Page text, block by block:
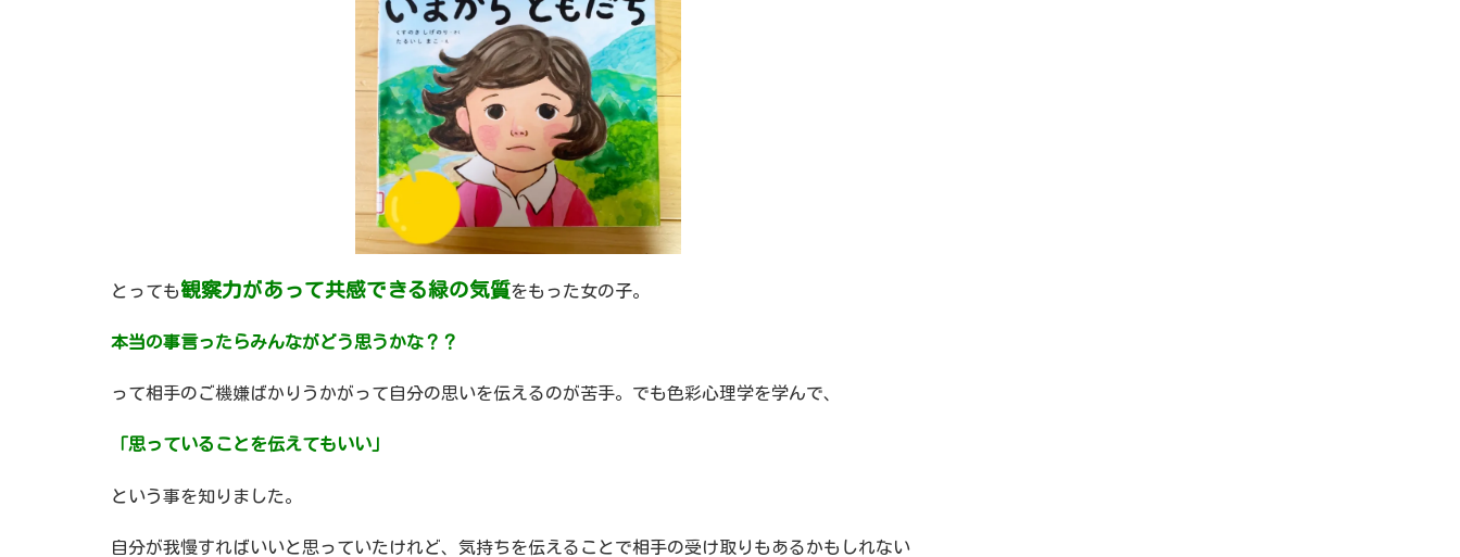
とっても観察力があって共感できる緑の気質をもった女の子。
本当の事言ったらみんながどう思うかな？？
って相手のご機嫌ばかりうかがって自分の思いを伝えるのが苦手。でも色彩心理学を学んで、
「思っていることを伝えてもいい」
という事を知りました。
自分が我慢すればいいと思っていたけれど、気持ちを伝えることで相手の受け取りもあるかもしれない